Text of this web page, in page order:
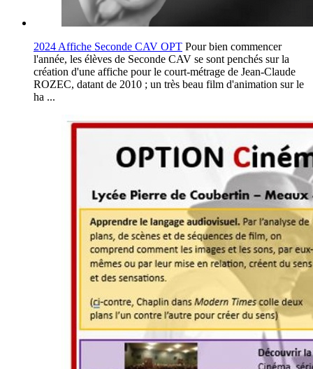
2024 Affiche Seconde CAV OPT Pour bien commencer
l'année, les élèves de Seconde CAV se sont penchés sur la
création d'une affiche pour le court-métrage de Jean-Claude
ROZEC, datant de 2010 ; un très beau film d'animation sur le
ha ...